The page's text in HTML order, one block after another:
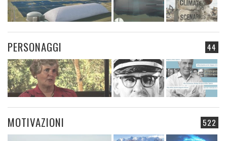
44
PERSONAGGI
522
MOTIVAZIONI